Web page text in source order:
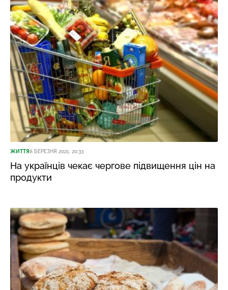
ЖИТТЯ8 БЕРЕЗНЯ 2021, 20:33
На українців чекає чергове підвищення цін на
продукти